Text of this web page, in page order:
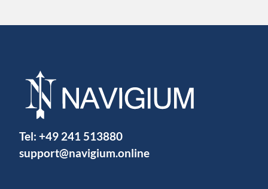
Tel: +49 241 513880
support@navigium.online